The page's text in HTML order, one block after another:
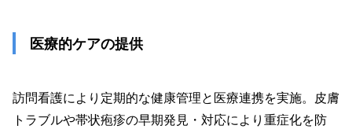
医療的ケアの提供
訪問看護により定期的な健康管理と医療連携を実施。皮膚
トラブルや帯状疱疹の早期発見・対応により重症化を防